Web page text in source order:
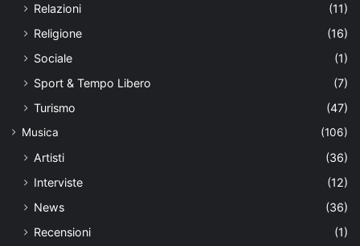
Relazioni
(11)
Religione
(16)
Sociale
(1)
Sport & Tempo Libero
(7)
Turismo
(47)
Musica (106)
Artisti
(36)
Interviste
(12)
News
(36)
Recensioni
(1)